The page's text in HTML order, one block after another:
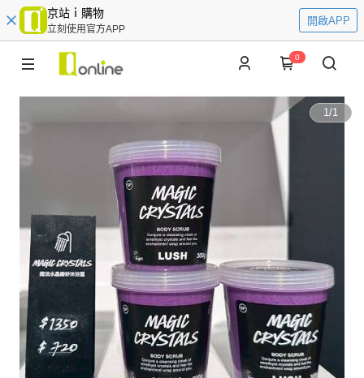
京站ｉ購物
立刻使用官方APP
開啟APP
0
1/1